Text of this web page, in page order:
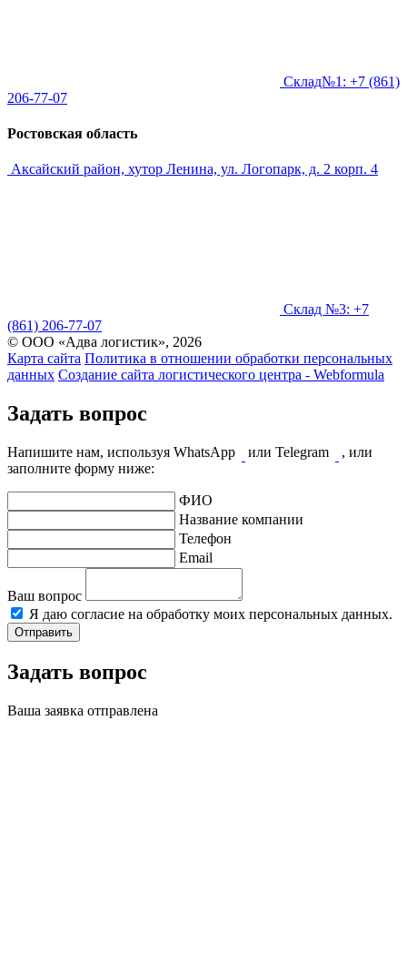
Склад№1: +7 (861)
206-77-07
Ростовская область
Аксайский район, хутор Ленина, ул. Логопарк, д. 2 корп. 4
Склад №3: +7
(861) 206-77-07
© ООО «Адва логистик», 2026
Карта сайта Политика в отношении обработки персональных
данных Создание сайта логистического центра - Webformula
Задать вопрос
Напишите нам, используя WhatsApp или Telegram
, или
заполните форму ниже:
ФИО
Название компании
Телефон
Email
Ваш вопрос
Я даю согласие на обработку моих персональных данных.
Отправить
Задать вопрос
Ваша заявка отправлена